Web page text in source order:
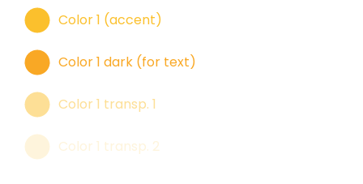
Color 1 (accent)
Color 1 dark (for text)
Color 1 transp. 1
Color 1 transp. 2